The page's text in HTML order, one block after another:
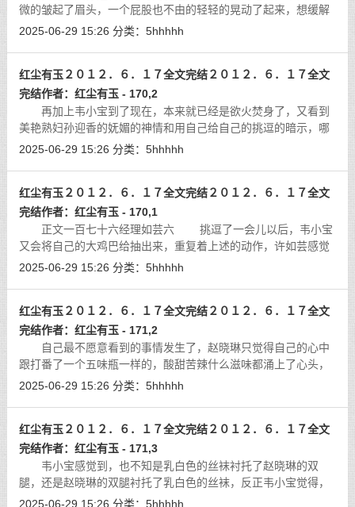
微的皱起了眉头，一个屁股也不由的轻轻的晃动了起来，想缓解
一下两腿之间传来的那一阵阵的痛疼的感觉。可是这样一来，美
2025-06-29 15:26 分类： 5hhhhh
红尘有玉２０１２．６．１７全文完结２０１２．６．１７全文
完结作者：红尘有玉 - 170,2
再加上韦小宝到了现在，本来就已经是欲火焚身了，又看到
美艳熟妇孙迎香的妩媚的神情和用自己给自己的挑逗的暗示，哪
里还忍耐得住，不由的移动着身体，将美艳熟妇孙迎香的香软的
2025-06-29 15:26 分类： 5hhhhh
红尘有玉２０１２．６．１７全文完结２０１２．６．１７全文
完结作者：红尘有玉 - 170,1
正文一百七十六经理如芸六 挑逗了一会儿以后，韦小宝
又会将自己的大鸡巴给抽出来，重复着上述的动作，许如芸感觉
到，自己的小屄深处，在韦小宝的大鸡巴的抽插之下，一会儿空
2025-06-29 15:26 分类： 5hhhhh
红尘有玉２０１２．６．１７全文完结２０１２．６．１７全文
完结作者：红尘有玉 - 171,2
自己最不愿意看到的事情发生了，赵晓琳只觉得自己的心中
跟打番了一个五味瓶一样的，酸甜苦辣什么滋味都涌上了心头，
要不是及时的咬住了嘴唇，恐怕水汪汪的大眼睛中泪水都要流了
2025-06-29 15:26 分类： 5hhhhh
红尘有玉２０１２．６．１７全文完结２０１２．６．１７全文
完结作者：红尘有玉 - 171,3
韦小宝感觉到，也不知是乳白色的丝袜衬托了赵晓琳的双
腿，还是赵晓琳的双腿衬托了乳白色的丝袜，反正韦小宝觉得，
赵晓琳的大腿，将乳白色的丝袜弄得是那么的饱满，那么的光
2025-06-29 15:26 分类： 5hhhhh